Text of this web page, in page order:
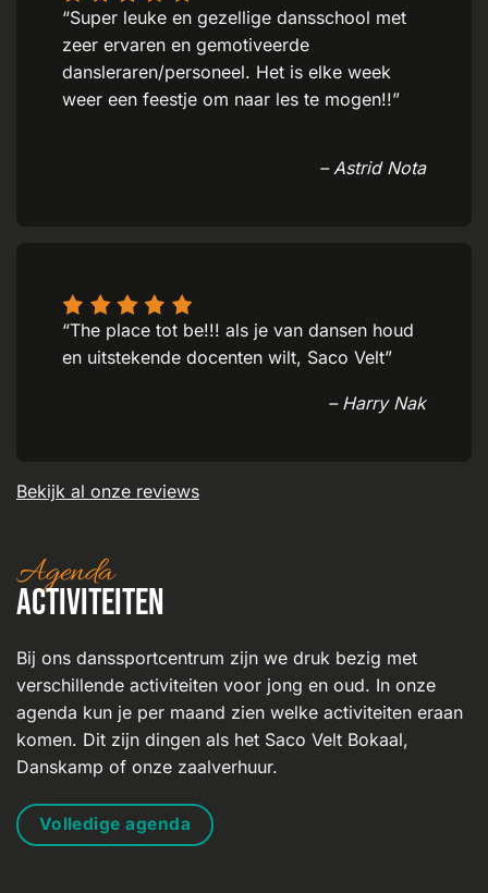
“Super leuke en gezellige dansschool met
zeer ervaren en gemotiveerde
dansleraren/personeel. Het is elke week
weer een feestje om naar les te mogen!!”
– Astrid Nota
“The place tot be!!! als je van dansen houd
en uitstekende docenten wilt, Saco Velt”
– Harry Nak
Bekijk al onze reviews
Agenda
Activiteiten
Bij ons danssportcentrum zijn we druk bezig met
verschillende activiteiten voor jong en oud. In onze
agenda kun je per maand zien welke activiteiten eraan
komen. Dit zijn dingen als het Saco Velt Bokaal,
Danskamp of onze zaalverhuur.
Volledige agenda